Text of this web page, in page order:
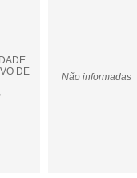
DE
Não informadas